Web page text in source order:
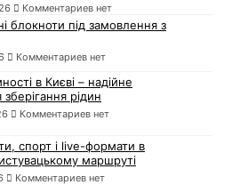
Комментариев нет
блокноти під замовлення з
Комментариев нет
в Києві – надійне
рідин
Комментариев нет
спорт і live-формати в
маршруті
Комментариев нет